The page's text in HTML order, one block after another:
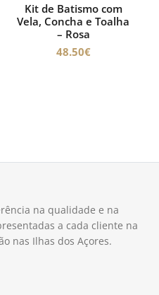
Kit de Batismo com
Vela, Concha e Toalha
– Rosa
48.50€
na qualidade e na
a cada cliente na
nas Ilhas dos Açores.